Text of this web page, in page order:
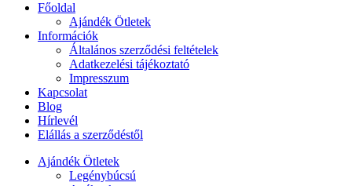
Főoldal
Ajándék Ötletek
Információk
Általános szerződési feltételek
Adatkezelési tájékoztató
Impresszum
Kapcsolat
Blog
Hírlevél
Elállás a szerződéstől
Ajándék Ötletek
Legénybúcsú